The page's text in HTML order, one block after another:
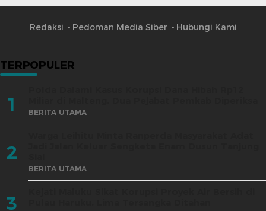
Redaksi Pedoman Media Siber Hubungi Kami
TERPOPULER
1 BERITA UTAMA
2
BERITA UTAMA
3